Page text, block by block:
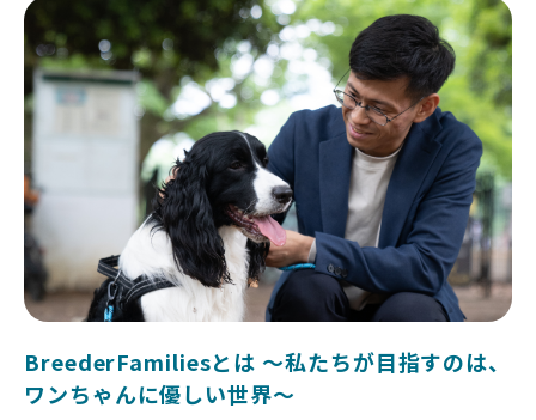
BreederFamiliesとは 〜私たちが目指すのは、
ワンちゃんに優しい世界〜